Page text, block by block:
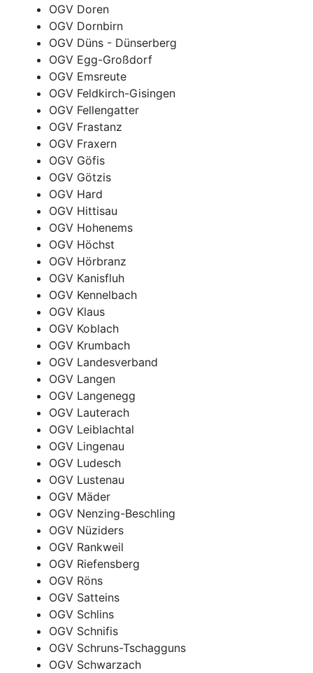
OGV Doren
OGV Dornbirn
OGV Düns - Dünserberg
OGV Egg-Großdorf
OGV Emsreute
OGV Feldkirch-Gisingen
OGV Fellengatter
OGV Frastanz
OGV Fraxern
OGV Göfis
OGV Götzis
OGV Hard
OGV Hittisau
OGV Hohenems
OGV Höchst
OGV Hörbranz
OGV Kanisfluh
OGV Kennelbach
OGV Klaus
OGV Koblach
OGV Krumbach
OGV Landesverband
OGV Langen
OGV Langenegg
OGV Lauterach
OGV Leiblachtal
OGV Lingenau
OGV Ludesch
OGV Lustenau
OGV Mäder
OGV Nenzing-Beschling
OGV Nüziders
OGV Rankweil
OGV Riefensberg
OGV Röns
OGV Satteins
OGV Schlins
OGV Schnifis
OGV Schruns-Tschagguns
OGV Schwarzach